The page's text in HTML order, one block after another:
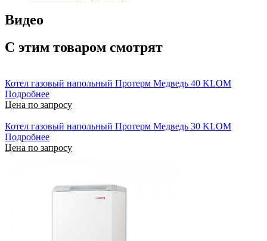
Видео
С этим товаром смотрят
Котел газовый напольный Протерм Медведь 40 KLOM
Подробнее
Цена по запросу
Котел газовый напольный Протерм Медведь 30 KLOM
Подробнее
Цена по запросу